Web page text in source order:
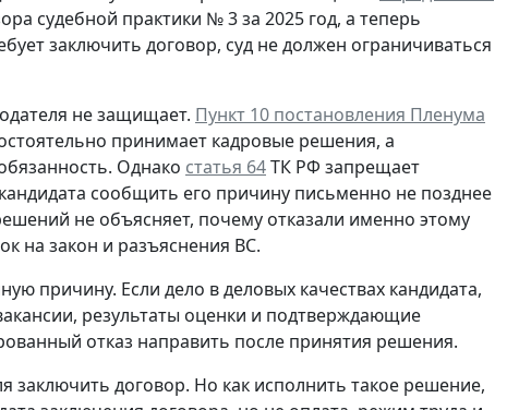
судебной практики № 3 за 2025 год, а теперь
заключить договор, суд не должен ограничиваться
не защищает. Пункт 10 постановления Пленума
принимает кадровые решения, а
Однако статья 64ТК РФ запрещает
сообщить его причину письменно не позднее
не объясняет, почему отказали именно этому
на закон и разъяснения ВС.
причину. Если дело в деловых качествах кандидата,
результаты оценки и подтверждающие
отказ направить после принятия решения.
заключить договор. Но как исполнить такое решение,